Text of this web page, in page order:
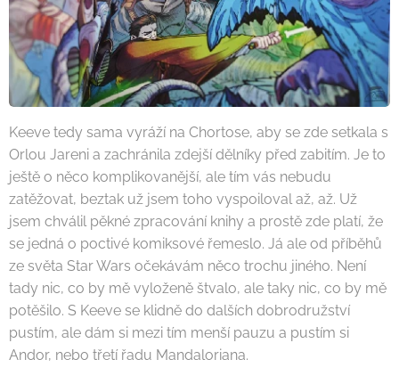
Keeve tedy sama vyráží na Chortose, aby se zde setkala s
Orlou Jareni a zachránila zdejší dělníky před zabitím. Je to
ještě o něco komplikovanější, ale tím vás nebudu
zatěžovat, beztak už jsem toho vyspoiloval až, až. Už
jsem chválil pěkné zpracování knihy a prostě zde platí, že
se jedná o poctivé komiksové řemeslo. Já ale od příběhů
ze světa Star Wars očekávám něco trochu jiného. Není
tady nic, co by mě vyloženě štvalo, ale taky nic, co by mě
potěšilo. S Keeve se klidně do dalších dobrodružství
pustím, ale dám si mezi tím menší pauzu a pustím si
Andor, nebo třetí řadu Mandaloriana.